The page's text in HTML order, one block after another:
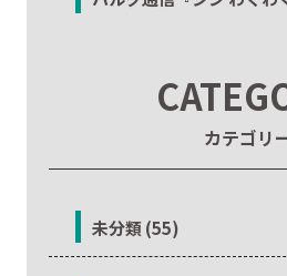
カテゴリ
未分類 (55)